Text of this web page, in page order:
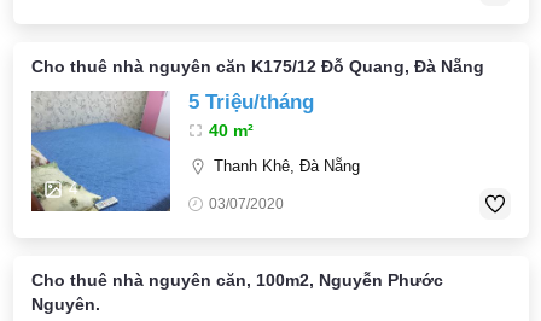
Cho thuê nhà nguyên căn K175/12 Đỗ Quang, Đà Nẵng
4
5 Triệu/tháng
40 m²
Thanh Khê, Đà Nẵng
03/07/2020
Cho thuê nhà nguyên căn, 100m2, Nguyễn Phước
Nguyên.